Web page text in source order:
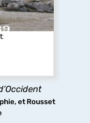
et Rousset
voyageurs
y compris dans
sans doute
qu’ils